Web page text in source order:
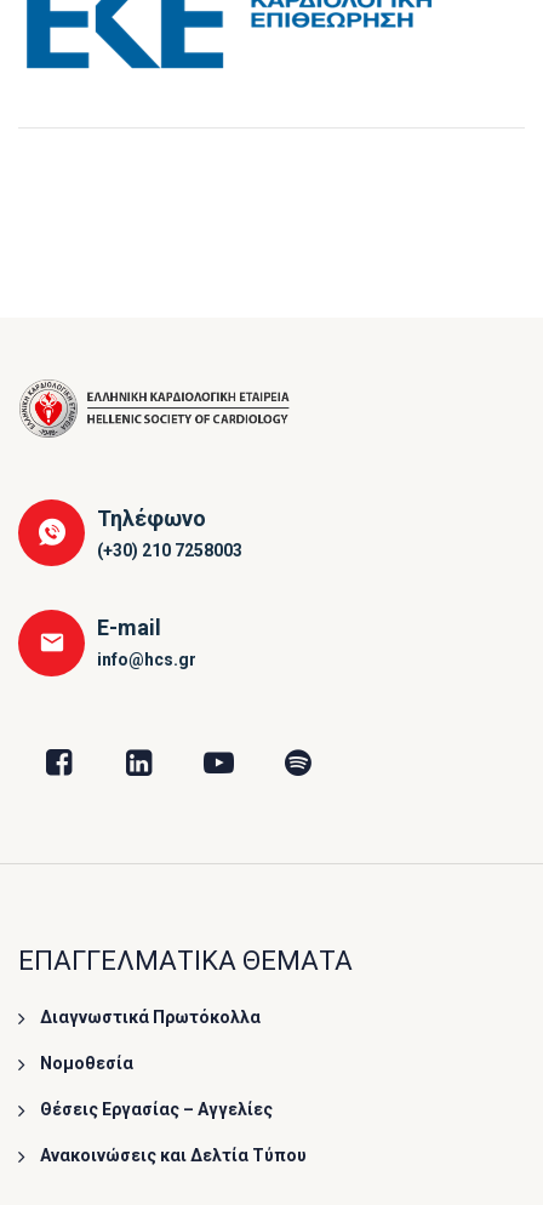
Τηλέφωνο
(+30) 210 7258003
E-mail
info@hcs.gr
ΕΠΑΓΓΕΛΜΑΤΙΚΑ ΘΕΜΑΤΑ
Διαγνωστικά Πρωτόκολλα
Νομοθεσία
Θέσεις Εργασίας – Αγγελίες
Ανακοινώσεις και Δελτία Τύπου